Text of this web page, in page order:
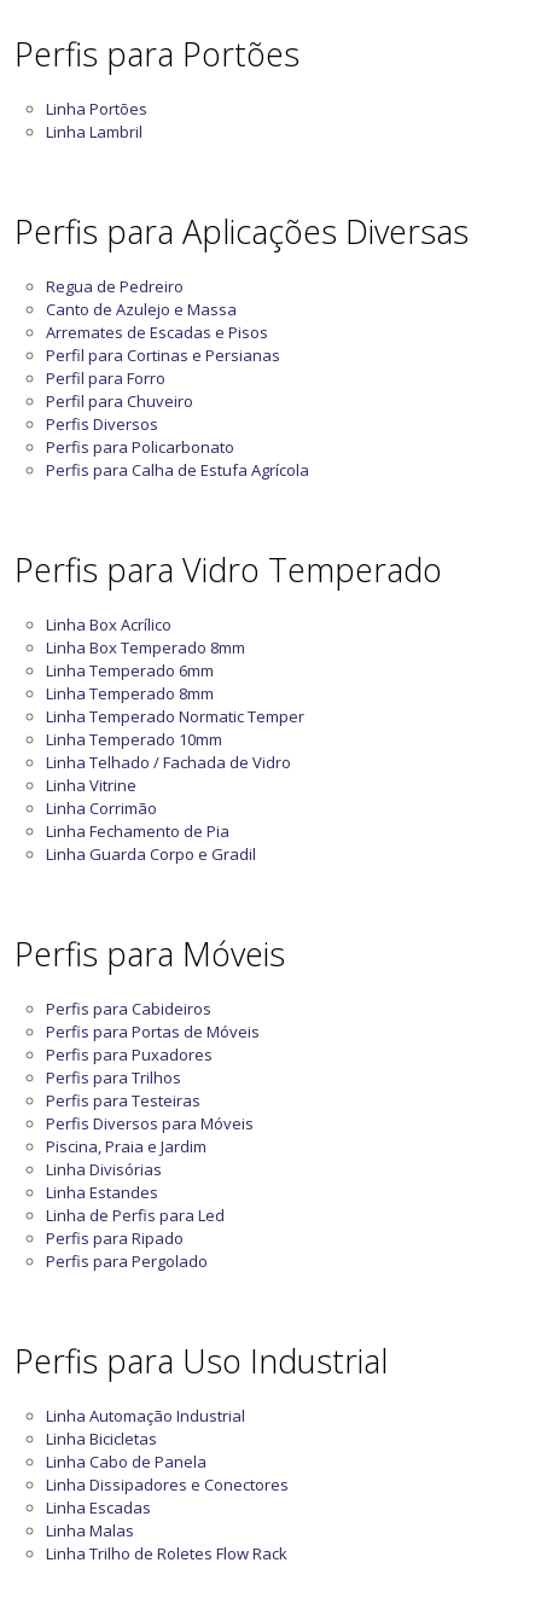
Perfis para Portões
Linha Portões
Linha Lambril
Perfis para Aplicações Diversas
Regua de Pedreiro
Canto de Azulejo e Massa
Arremates de Escadas e Pisos
Perfil para Cortinas e Persianas
Perfil para Forro
Perfil para Chuveiro
Perfis Diversos
Perfis para Policarbonato
Perfis para Calha de Estufa Agrícola
Perfis para Vidro Temperado
Linha Box Acrílico
Linha Box Temperado 8mm
Linha Temperado 6mm
Linha Temperado 8mm
Linha Temperado Normatic Temper
Linha Temperado 10mm
Linha Telhado / Fachada de Vidro
Linha Vitrine
Linha Corrimão
Linha Fechamento de Pia
Linha Guarda Corpo e Gradil
Perfis para Móveis
Perfis para Cabideiros
Perfis para Portas de Móveis
Perfis para Puxadores
Perfis para Trilhos
Perfis para Testeiras
Perfis Diversos para Móveis
Piscina, Praia e Jardim
Linha Divisórias
Linha Estandes
Linha de Perfis para Led
Perfis para Ripado
Perfis para Pergolado
Perfis para Uso Industrial
Linha Automação Industrial
Linha Bicicletas
Linha Cabo de Panela
Linha Dissipadores e Conectores
Linha Escadas
Linha Malas
Linha Trilho de Roletes Flow Rack